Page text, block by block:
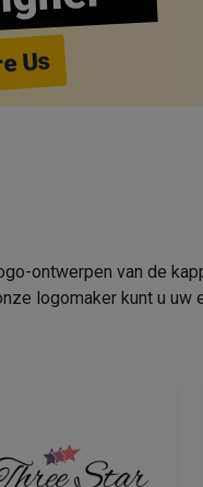
Us
ontwerpen van de
logomaker kunt u uw